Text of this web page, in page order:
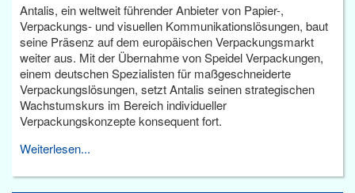
Antalis, ein weltweit führender Anbieter von Papier-,
Verpackungs- und visuellen Kommunikationslösungen, baut
seine Präsenz auf dem europäischen Verpackungsmarkt
weiter aus. Mit der Übernahme von Speidel Verpackungen,
einem deutschen Spezialisten für maßgeschneiderte
Verpackungslösungen, setzt Antalis seinen strategischen
Wachstumskurs im Bereich individueller
Verpackungskonzepte konsequent fort.
Weiterlesen...